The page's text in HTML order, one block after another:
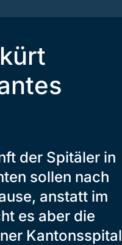
der Spitäler in
sollen nach
anstatt im
es aber die
Kantonsspital